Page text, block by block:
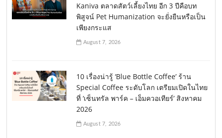
Kaniva ตลาดสัตว์เลี้ยงไทย อีก 3 ปีคือบท
พิสูจน์ Pet Humanization จะยั่งยืนหรือเป็น
เพียงกระแส
August 7, 2026
10 เรื่องน่ารู้ ‘Blue Bottle Coffee’ ร้าน
Special Coffee ระดับโลก เตรียมเปิดในไทย
ที่ ‘เซ็นทรัล พาร์ค – เอ็มควอเทียร์’ สิงหาคม
2026
August 7, 2026